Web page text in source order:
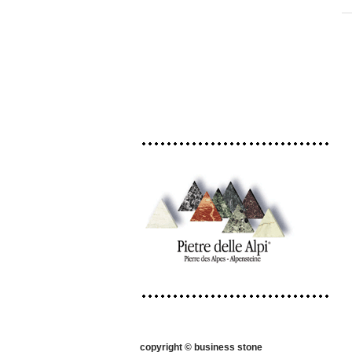
copyright © business stone